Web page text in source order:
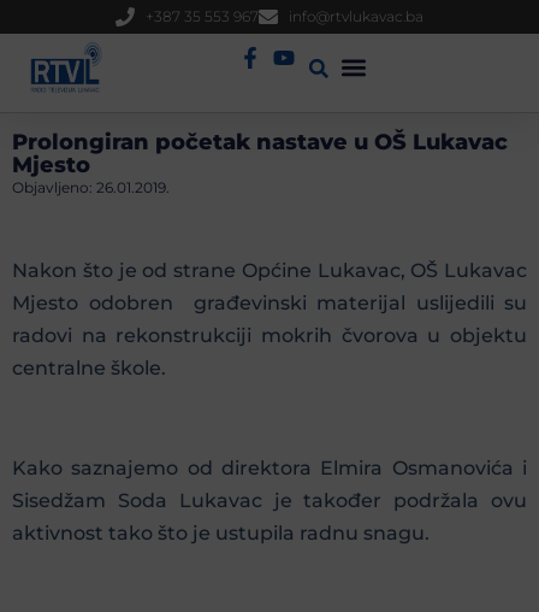
+387 35 553 967 info@rtvlukavac.ba
Prolongiran početak nastave u OŠ Lukavac
Mjesto
Objavljeno: 26.01.2019.
Nakon što je od strane Općine Lukavac, OŠ Lukavac
Mjesto odobren građevinski materijal uslijedili su
radovi na rekonstrukciji mokrih čvorova u objektu
centralne škole.
Kako saznajemo od direktora Elmira Osmanovića i
Sisedžam Soda Lukavac je također podržala ovu
aktivnost tako što je ustupila radnu snagu.